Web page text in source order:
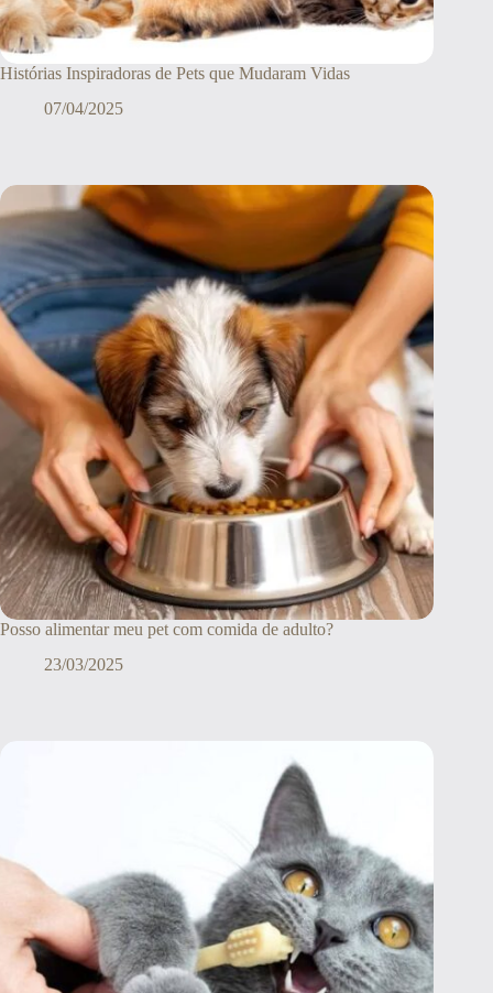
Histórias Inspiradoras de Pets que Mudaram Vidas
07/04/2025
Posso alimentar meu pet com comida de adulto?
23/03/2025